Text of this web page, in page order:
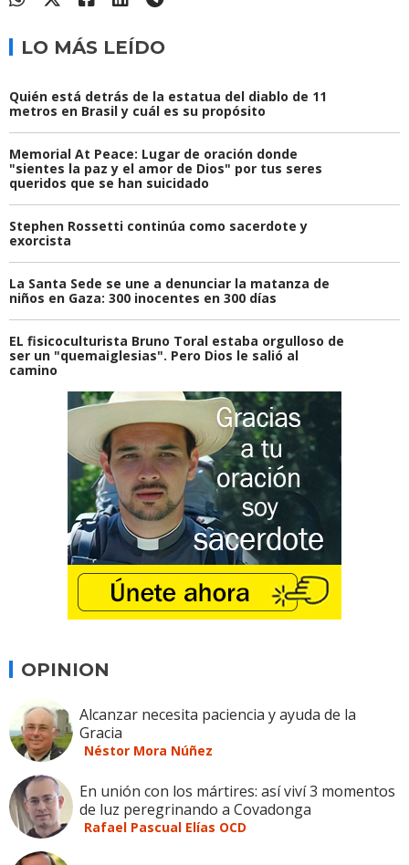
LO MÁS LEÍDO
Quién está detrás de la estatua del diablo de 11
metros en Brasil y cuál es su propósito
Memorial At Peace: Lugar de oración donde
"sientes la paz y el amor de Dios" por tus seres
queridos que se han suicidado
Stephen Rossetti continúa como sacerdote y
exorcista
La Santa Sede se une a denunciar la matanza de
niños en Gaza: 300 inocentes en 300 días
EL fisicoculturista Bruno Toral estaba orgulloso de
ser un "quemaiglesias". Pero Dios le salió al
camino
OPINION
Alcanzar necesita paciencia y ayuda de la
Gracia
Néstor Mora Núñez
En unión con los mártires: así viví 3 momentos
de luz peregrinando a Covadonga
Rafael Pascual Elías OCD